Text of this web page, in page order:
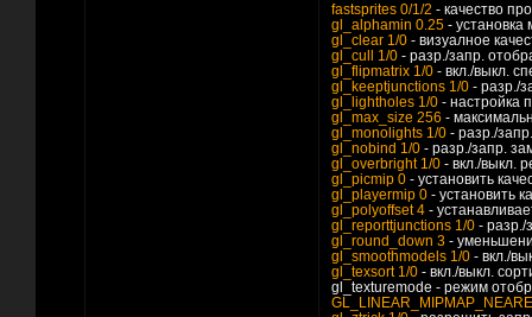
fastsprites 0/1/2 - качество
gl_alphamin 0.25 -
gl_clear 1/0 - визуалное
gl_cull 1/0 - разр./запр.
gl_flipmatrix 1/0 - вкл./выкл.
gl_keeptjunctions 1/0 - разр./
gl_lightholes 1/0 - настройка
gl_max_size 256 -
gl_monolights 1/0 - разр./
gl_nobind 1/0 - разр./запр.
gl_overbright 1/0 - вкл./выкл.
gl_picmip 0 - установить
gl_playermip 0 - установить
gl_polyoffset 4 -
gl_reporttjunctions 1/0 - разр./
gl_round_down 3 -
gl_smoothmodels 1/0 - вкл./
gl_texsort 1/0 - вкл./выкл.
gl_texturemode - режим